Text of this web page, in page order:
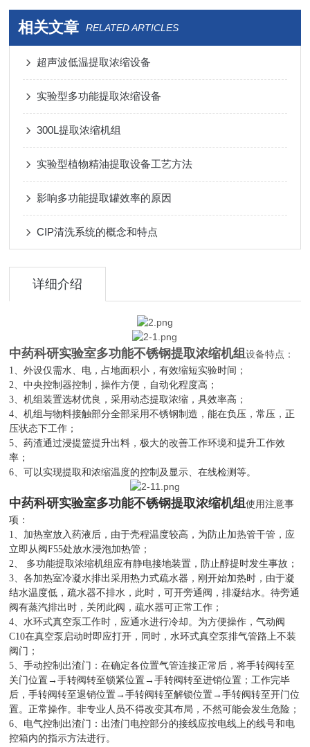
相关文章 RELATED ARTICLES
超声波低温提取浓缩设备
实验型多功能提取浓缩设备
300L提取浓缩机组
实验型植物精油提取设备工艺方法
影响多功能提取罐效率的原因
CIP清洗系统的概念和特点
详细介绍
中药科研实验室多功能不锈钢提取浓缩机组设备特点：
1、外设仅需水、电，占地面积小，有效缩短实验时间；
2、中央控制器控制，操作方便，自动化程度高；
3、机组装置选材优良，采用动态提取浓缩，具效率高；
4、机组与物料接触部分全部采用不锈钢制造，能在负压，常压，正
压状态下工作；
5、药渣通过浸提篮提升出料，极大的改善工作环境和提升工作效
率；
6、可以实现提取和浓缩温度的控制及显示、在线检测等。
中药科研实验室多功能不锈钢提取浓缩机组使用注意事
项：
1、加热室放入药液后，由于壳程温度较高，为防止加热管干管，应
立即从阀F55处放水浸泡加热管；
2、 多功能提取浓缩机组应有静电接地装置，防止醇提时发生事故；
3、各加热室冷凝水排出采用热力式疏水器，刚开始加热时，由于凝
结水温度低，疏水器不排水，此时，可开旁通阀，排凝结水。待旁通
阀有蒸汽排出时，关闭此阀，疏水器可正常工作；
4、水环式真空泵工作时，应通水进行冷却。为方便操作，气动阀
C10在真空泵启动时即应打开，同时，水环式真空泵排气管路上不装
阀门；
5、手动控制出渣门：在确定各位置气管连接正常后，将手转阀转至
关门位置→手转阀转至锁紧位置→手转阀转至进销位置；工作完毕
后，手转阀转至退销位置→手转阀转至解锁位置→手转阀转至开门位
置。正常操作。非专业人员不得改变其布局，不然可能会发生危险；
6、电气控制出渣门：出渣门电控部分的接线应按电线上的线号和电
控箱内的指示方法进行。